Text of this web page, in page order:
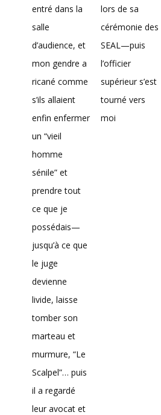
entré dans la
salle
d’audience, et
mon gendre a
ricané comme
s’ils allaient
enfin enfermer
un “vieil
homme
sénile” et
prendre tout
ce que je
possédais—
jusqu’à ce que
le juge
devienne
livide, laisse
tomber son
marteau et
murmure, “Le
Scalpel”… puis
il a regardé
leur avocat et
lors de sa
cérémonie des
SEAL—puis
l’officier
supérieur s’est
tourné vers
moi